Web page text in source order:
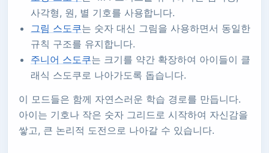
사각형, 원, 별 기호를 사용합니다.
그림 스도쿠는 숫자 대신 그림을 사용하면서 동일한
규칙 구조를 유지합니다.
주니어 스도쿠는 크기를 약간 확장하여 아이들이 클
래식 스도쿠로 나아가도록 돕습니다.
이 모드들은 함께 자연스러운 학습 경로를 만듭니다.
아이는 기호나 작은 숫자 그리드로 시작하여 자신감을
쌓고, 큰 논리적 도전으로 나아갈 수 있습니다.